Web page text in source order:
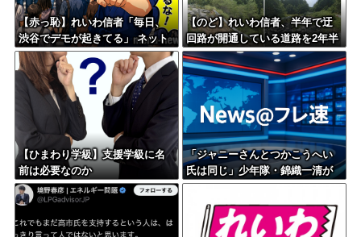
【赤っ恥】れいわ信者「毎日、
渋谷でデモが起きてる」 ネット
「参加者の少なさを隠すために
通行人に混じってるのリプ欄で
バラされてて草」
【のど】れいわ信者、半年で迂
回路が開通している道路を2年半
放置されていると印象操作して
しまう
【ひまわり学級】支援学級に名
前は必要なのか
「ジャニーさんとつかこうへい
氏は同じ」少年隊・錦織一清が
明かすレジェンドの共通点と我
流の演出論